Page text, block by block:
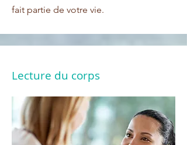
fait partie de votre vie.
Lecture du corps